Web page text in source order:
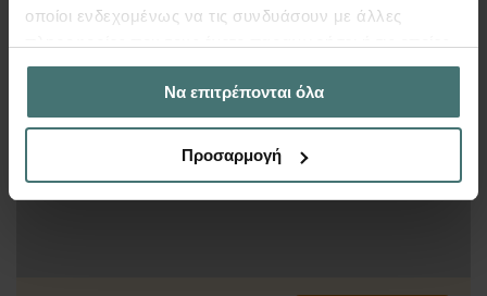
οποίοι ενδεχομένως να τις συνδυάσουν με άλλες
έχουν συλλέξει σε σχέση με την από μέρους σας χρήση
των υπηρεσιών τους.Να επιτρέπονται όλα
Προσαρμογή